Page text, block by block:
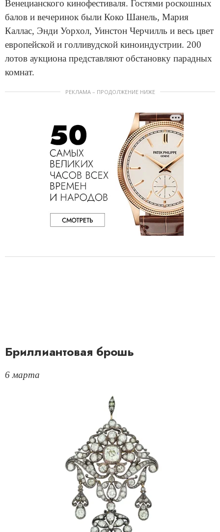
Венецианского кинофестиваля. Гостями роскошных
балов и вечеринок были Коко Шанель, Мария
Каллас, Энди Уорхол, Уинстон Черчилль и весь цвет
европейской и голливудской киноиндустрии. 200
лотов аукциона представляют обстановку парадных
комнат.
РЕКЛАМА – ПРОДОЛЖЕНИЕ НИЖЕ
Бриллиантовая брошь
6 марта